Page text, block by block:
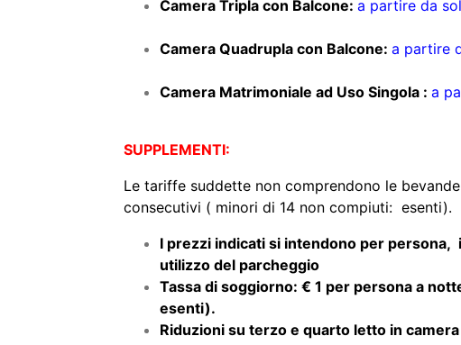
​Camera Quadrupla con Balcone: a partire
​Camera Matrimoniale ad Uso Singola : a
Le tariffe suddette non comprendono le
I prezzi indicati si intendono per persona,
Tassa di soggiorno: € 1 per persona a
esenti).
Riduzioni su terzo e quarto letto in
Supplemento culla ( per bimbi fino a tre
Camere climatizzate: orario del servizio